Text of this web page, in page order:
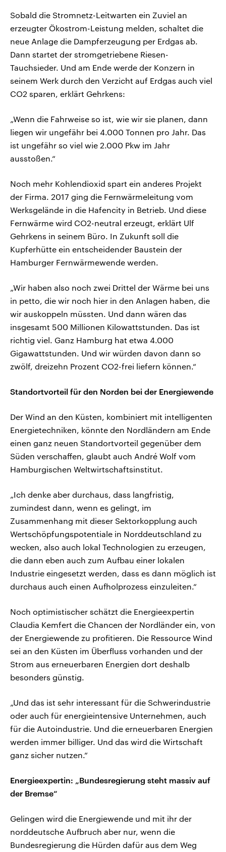
Sobald die Stromnetz-Leitwarten ein Zuviel an
erzeugter Ökostrom-Leistung melden, schaltet die
neue Anlage die Dampferzeugung per Erdgas ab.
Dann startet der stromgetriebene Riesen-
Tauchsieder. Und am Ende werde der Konzern in
seinem Werk durch den Verzicht auf Erdgas auch viel
CO2 sparen, erklärt Gehrkens:
„Wenn die Fahrweise so ist, wie wir sie planen, dann
liegen wir ungefähr bei 4.000 Tonnen pro Jahr. Das
ist ungefähr so viel wie 2.000 Pkw im Jahr
ausstoßen.“
Noch mehr Kohlendioxid spart ein anderes Projekt
der Firma. 2017 ging die Fernwärmeleitung vom
Werksgelände in die Hafencity in Betrieb. Und diese
Fernwärme wird CO2-neutral erzeugt, erklärt Ulf
Gehrkens in seinem Büro. In Zukunft soll die
Kupferhütte ein entscheidender Baustein der
Hamburger Fernwärmewende werden.
„Wir haben also noch zwei Drittel der Wärme bei uns
in petto, die wir noch hier in den Anlagen haben, die
wir auskoppeln müssten. Und dann wären das
insgesamt 500 Millionen Kilowattstunden. Das ist
richtig viel. Ganz Hamburg hat etwa 4.000
Gigawattstunden. Und wir würden davon dann so
zwölf, dreizehn Prozent CO2-frei liefern können.“
Standortvorteil für den Norden bei der Energiewende
Der Wind an den Küsten, kombiniert mit intelligenten
Energietechniken, könnte den Nordländern am Ende
einen ganz neuen Standortvorteil gegenüber dem
Süden verschaffen, glaubt auch André Wolf vom
Hamburgischen Weltwirtschaftsinstitut.
„Ich denke aber durchaus, dass langfristig,
zumindest dann, wenn es gelingt, im
Zusammenhang mit dieser Sektorkopplung auch
Wertschöpfungspotentiale in Norddeutschland zu
wecken, also auch lokal Technologien zu erzeugen,
die dann eben auch zum Aufbau einer lokalen
Industrie eingesetzt werden, dass es dann möglich ist
durchaus auch einen Aufholprozess einzuleiten.“
Noch optimistischer schätzt die Energieexpertin
Claudia Kemfert die Chancen der Nordländer ein, von
der Energiewende zu profitieren. Die Ressource Wind
sei an den Küsten im Überfluss vorhanden und der
Strom aus erneuerbaren Energien dort deshalb
besonders günstig.
„Und das ist sehr interessant für die Schwerindustrie
oder auch für energieintensive Unternehmen, auch
für die Autoindustrie. Und die erneuerbaren Energien
werden immer billiger. Und das wird die Wirtschaft
ganz sicher nutzen.“
Energieexpertin: „Bundesregierung steht massiv auf
der Bremse“
Gelingen wird die Energiewende und mit ihr der
norddeutsche Aufbruch aber nur, wenn die
Bundesregierung die Hürden dafür aus dem Weg